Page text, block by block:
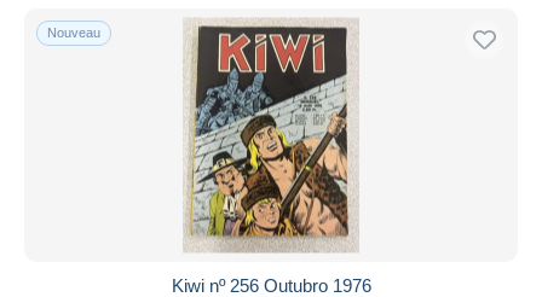
Nouveau
Kiwi nº 256 Outubro 1976